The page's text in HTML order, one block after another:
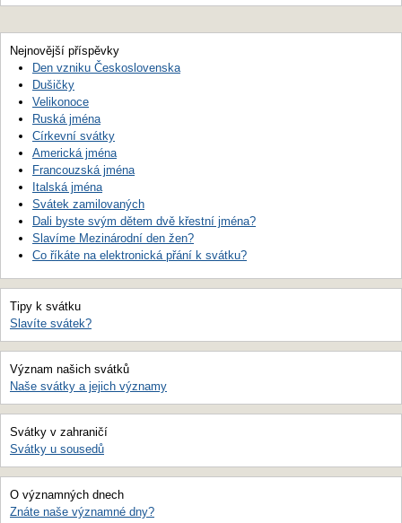
Nejnovější příspěvky
Den vzniku Československa
Dušičky
Velikonoce
Ruská jména
Církevní svátky
Americká jména
Francouzská jména
Italská jména
Svátek zamilovaných
Dali byste svým dětem dvě křestní jména?
Slavíme Mezinárodní den žen?
Co říkáte na elektronická přání k svátku?
Tipy k svátku
Slavíte svátek?
Význam našich svátků
Naše svátky a jejich významy
Svátky v zahraničí
Svátky u sousedů
O významných dnech
Znáte naše významné dny?